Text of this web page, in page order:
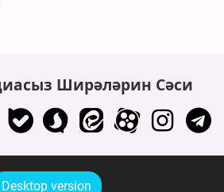
Ширәләрин Сәси
Desktop version